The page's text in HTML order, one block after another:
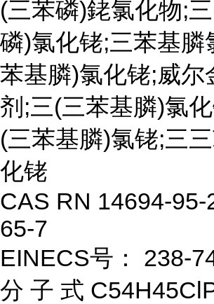
(三苯磷)銠氯化物;
磷)氯化铑;三苯基膦
苯基膦)氯化铑;威尔
剂;三(三苯基膦)氯
(三苯基膦)氯铑;三
化铑
CAS RN 14694-95-
65-7
EINECS号： 238-
分 子 式